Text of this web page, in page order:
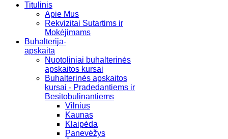
Titulinis
Apie Mus
Rekvizitai Sutartims ir
Mokėjimams
Buhalterija-
apskaita
Nuotoliniai buhalterinės
apskaitos kursai
Buhalterinės apskaitos
kursai - Pradedantiems ir
Besitobulinantiems
Vilnius
Kaunas
Klaipėda
Panevėžys